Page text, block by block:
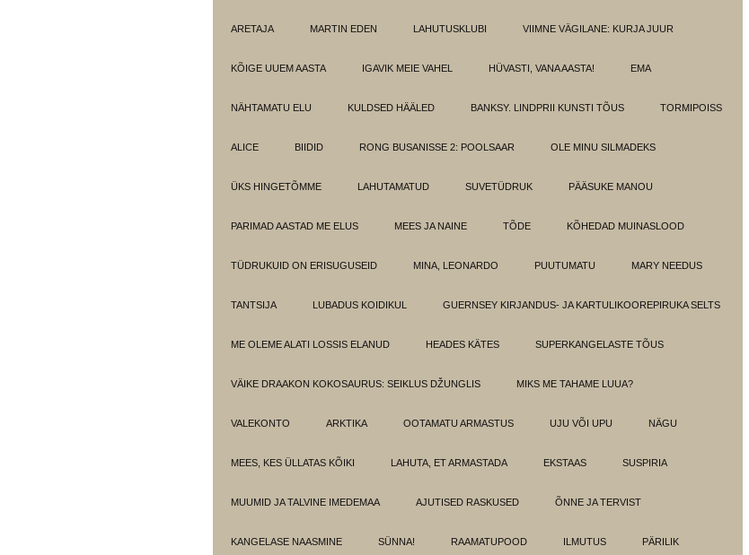
ARETAJA MARTIN EDEN LAHUTUSKLUBI VIIMNE VÄGILANE: KURJA JUUR
KÕIGE UUEM AASTA IGAVIK MEIE VAHEL HÜVASTI, VANA AASTA! EMA
NÄHTAMATU ELU KULDSED HÄÄLED BANKSY. LINDPRII KUNSTI TÕUS TORMIPOISS
ALICE BIIDID RONG BUSANISSE 2: POOLSAAR OLE MINU SILMADEKS
ÜKS HINGETÕMME LAHUTAMATUD SUVETÜDRUK PÄÄSUKE MANOU
PARIMAD AASTAD ME ELUS MEES JA NAINE TÕDE KÕHEDAD MUINASLOOD
TÜDRUKUID ON ERISUGUSEID MINA, LEONARDO PUUTUMATU MARY NEEDUS
TANTSIJA LUBADUS KOIDIKUL GUERNSEY KIRJANDUS- JA KARTULIKOOREPIRUKA SELTS
ME OLEME ALATI LOSSIS ELANUD HEADES KÄTES SUPERKANGELASTE TÕUS
VÄIKE DRAAKON KOKOSAURUS: SEIKLUS DŽUNGLIS MIKS ME TAHAME LUUA?
VALEKONTO ARKTIKA OOTAMATU ARMASTUS UJU VÕI UPU NÄGU
MEES, KES ÜLLATAS KÕIKI LAHUTA, ET ARMASTADA EKSTAAS SUSPIRIA
MUUMID JA TALVINE IMEDEMAA AJUTISED RASKUSED ÕNNE JA TERVIST
KANGELASE NAASMINE SÜNNA! RAAMATUPOOD ILMUTUS PÄRILIK